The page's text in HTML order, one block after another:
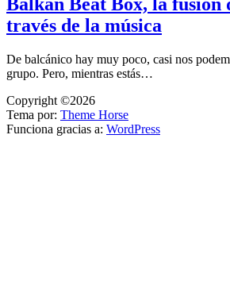
través de la música
De balcánico hay muy poco, casi nos
grupo. Pero, mientras estás…
Copyright ©2026
Tema por: Theme Horse
Funciona gracias a: WordPress